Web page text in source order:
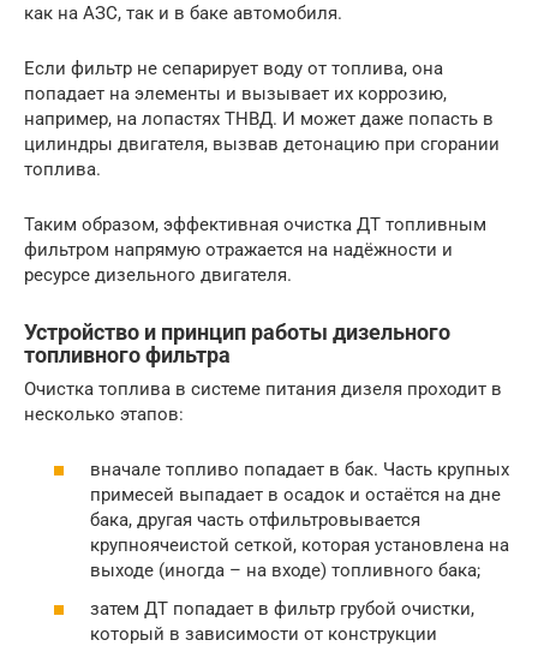
как на АЗС, так и в баке автомобиля.
Если фильтр не сепарирует воду от топлива, она
попадает на элементы и вызывает их коррозию,
например, на лопастях ТНВД. И может даже попасть в
цилиндры двигателя, вызвав детонацию при сгорании
топлива.
Таким образом, эффективная очистка ДТ топливным
фильтром напрямую отражается на надёжности и
ресурсе дизельного двигателя.
Устройство и принцип работы дизельного
топливного фильтра
Очистка топлива в системе питания дизеля проходит в
несколько этапов:
вначале топливо попадает в бак. Часть крупных
примесей выпадает в осадок и остаётся на дне
бака, другая часть отфильтровывается
крупноячеистой сеткой, которая установлена на
выходе (иногда – на входе) топливного бака;
затем ДТ попадает в фильтр грубой очистки,
который в зависимости от конструкции